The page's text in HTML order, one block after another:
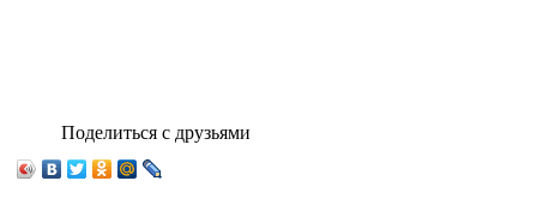
Поделиться с друзьями